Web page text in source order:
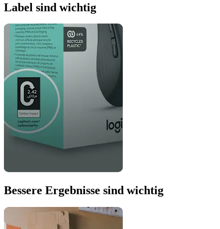
Label sind wichtig
Bessere Ergebnisse sind wichtig